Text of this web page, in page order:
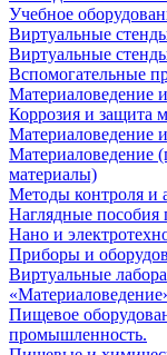
Учебное
Виртуальные
Виртуальные
Вспомогательные
Материаловедение
Коррозия и защита
Материаловедение
Материаловедение
материалы)
Методы контроля и
Наглядные пособия
Нано и
Приборы и
Виртуальные
Пищевое
промышленность.